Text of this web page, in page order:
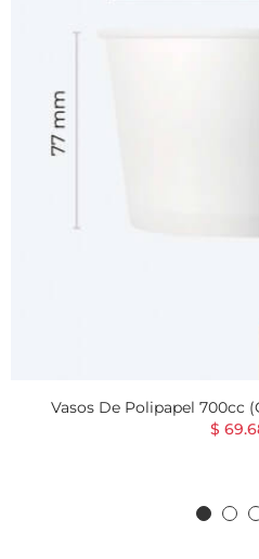
Vasos De Polipapel 700cc
$